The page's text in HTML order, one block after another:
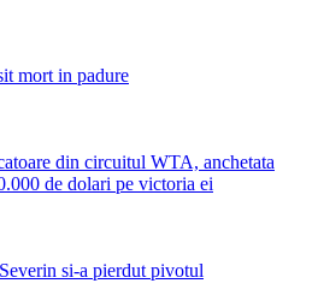
mort in padure
din circuitul WTA, anchetata
de dolari pe victoria ei
si-a pierdut pivotul